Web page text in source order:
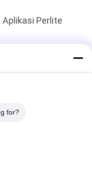
Perlite
for?